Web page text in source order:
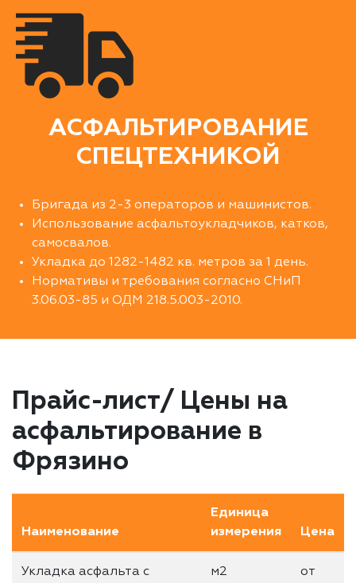
АСФАЛЬТИРОВАНИЕ
СПЕЦТЕХНИКОЙ
Бригада из 2-3 операторов и машинистов.
Использование асфальтоукладчиков, катков,
самосвалов.
Укладка до 1282-1482 кв. метров за 1 день.
Нормативы и требования согласно СНиП
3.06.03-85 и ОДМ 218.5.003-2010.
Прайс-лист/ Цены на
асфальтирование в
Фрязино
Наименование
Единица
измерения
Цена
Укладка асфальта с
м2
от